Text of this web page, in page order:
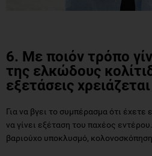
6. Με ποιόν τρόπο
της ελκώδους
εξετάσεις
Για να βγει το συμπέρασμα ότι
να γίνει εξέταση του παχέος
βαριούχο υποκλυσμό,